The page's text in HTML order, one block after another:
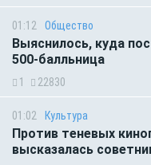
01:12 Общество
Выяснилось, куда
500-балльница
1 22830
01:02 Культура
Против теневых
высказалась